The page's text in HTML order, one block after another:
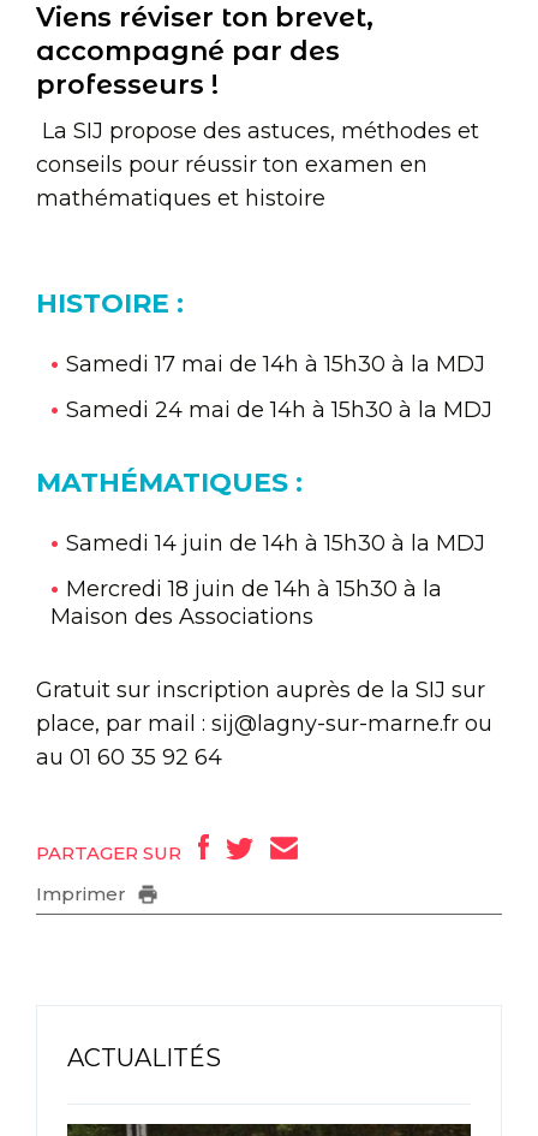
Viens réviser ton brevet,
accompagné par des
professeurs !
La SIJ propose des astuces, méthodes et
conseils pour réussir ton examen en
mathématiques et histoire
HISTOIRE :
Samedi 17 mai de 14h à 15h30 à la MDJ
Samedi 24 mai de 14h à 15h30 à la MDJ
MATHÉMATIQUES :
Samedi 14 juin de 14h à 15h30 à la MDJ
Mercredi 18 juin de 14h à 15h30 à la
Maison des Associations
Gratuit sur inscription auprès de la SIJ sur
place, par mail : sij@lagny-sur-marne.fr ou
au 01 60 35 92 64
PARTAGER SUR
Imprimer
ACTUALITÉS